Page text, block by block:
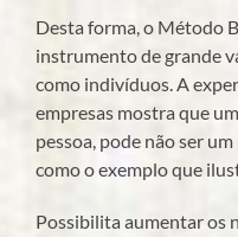
Desta forma, o Método
instrumento de grande
como indivíduos. A
empresas mostra que
pessoa, pode não ser
como o exemplo que
Possibilita aumentar os